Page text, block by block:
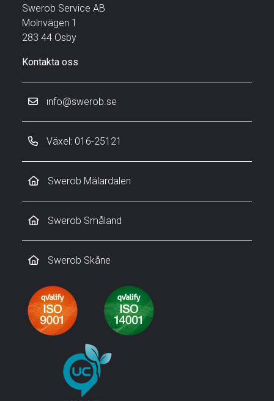
Swerob Service AB
Molnvägen 1
283 44 Osby
Kontakta oss
info@swerob.se
Växel: 016-25121
Swerob Mälardalen
Swerob Småland
Swerob Skåne